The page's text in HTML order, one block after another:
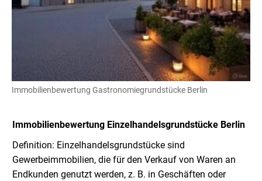
Immobilienbewertung Gastronomiegrundstücke Berlin
Immobilienbewertung Einzelhandelsgrundstücke Berlin
Definition: Einzelhandelsgrundstücke sind
Gewerbeimmobilien, die für den Verkauf von Waren an
Endkunden genutzt werden, z. B. in Geschäften oder